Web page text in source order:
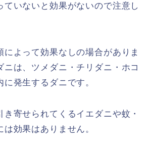
ていないと効果がないので注意し
によって効果なしの場合がありま
ニは、ツメダニ・チリダニ・ホコ
に発生するダニです。
寄せられてくるイエダニや蚊・
効果はありません。